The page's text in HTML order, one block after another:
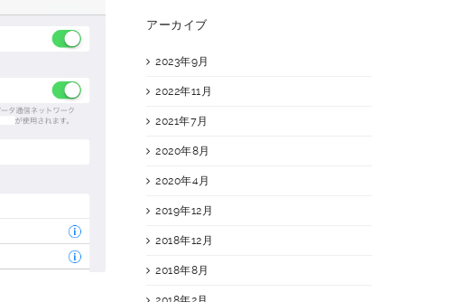
アーカイブ
2023年9月
2022年11月
2021年7月
2020年8月
2020年4月
2019年12月
2018年12月
2018年8月